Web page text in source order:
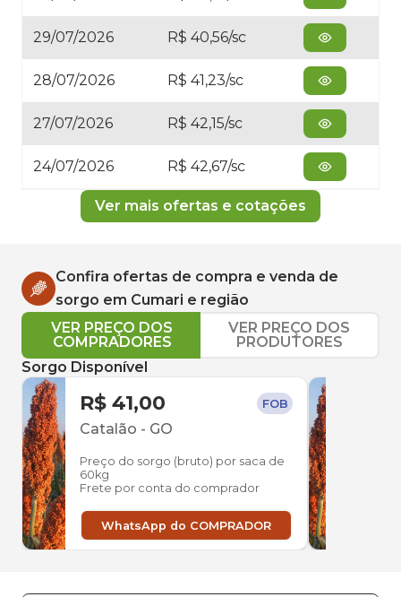
29/07/2026 R$ 40,56/sc
28/07/2026 R$ 41,23/sc
27/07/2026 R$ 42,15/sc
24/07/2026 R$ 42,67/sc
Ver mais ofertas e cotações
Confira ofertas de compra e venda de
sorgo em Cumari e região
VER PREÇO DOS
COMPRADORES
VER PREÇO DOS
PRODUTORES
Sorgo Disponível
R$ 41,00 FOB
Catalão - GO
Preço do sorgo (bruto) por saca de
60kg
Frete por conta do comprador
WhatsApp do COMPRADOR